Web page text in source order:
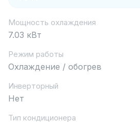
Мощность охлаждения
7.03 кВт
Режим работы
Охлаждение / обогрев
Инверторный
Нет
Тип кондиционера